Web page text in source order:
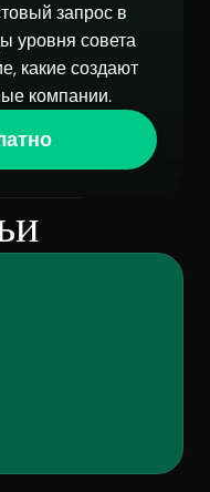
запрос в
уровня совета
какие создают
компании.